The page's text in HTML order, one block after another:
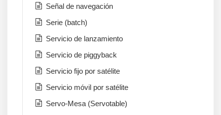
Señal de navegación
Serie (batch)
Servicio de lanzamiento
Servicio de piggyback
Servicio fijo por satélite
Servicio móvil por satélite
Servo-Mesa (Servotable)